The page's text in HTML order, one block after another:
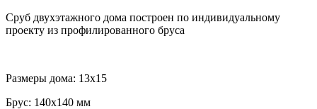
Сруб двухэтажного дома построен по индивидуальному
проекту из профилированного бруса
Размеры дома: 13х15
Брус: 140х140 мм